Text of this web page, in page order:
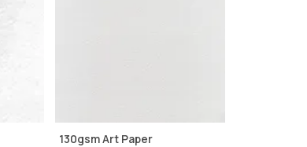
130gsm Art Paper